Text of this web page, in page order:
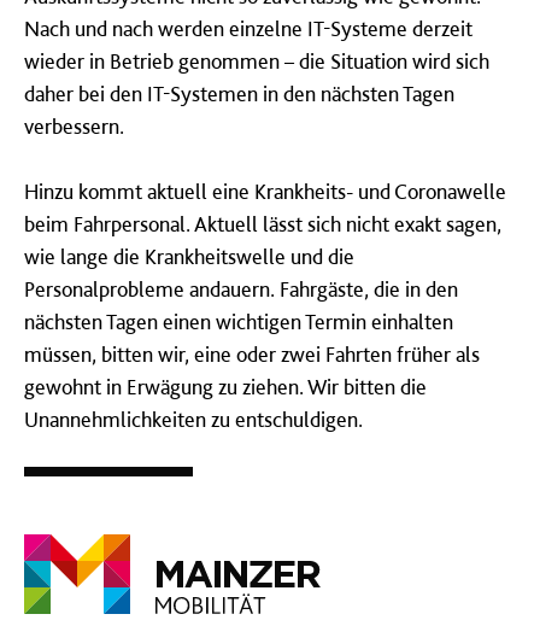
Nach und nach werden einzelne IT-Systeme derzeit
wieder in Betrieb genommen – die Situation wird sich
daher bei den IT-Systemen in den nächsten Tagen
verbessern.
Hinzu kommt aktuell eine Krankheits- und Coronawelle
beim Fahrpersonal. Aktuell lässt sich nicht exakt sagen,
wie lange die Krankheitswelle und die
Personalprobleme andauern. Fahrgäste, die in den
nächsten Tagen einen wichtigen Termin einhalten
müssen, bitten wir, eine oder zwei Fahrten früher als
gewohnt in Erwägung zu ziehen. Wir bitten die
Unannehmlichkeiten zu entschuldigen.